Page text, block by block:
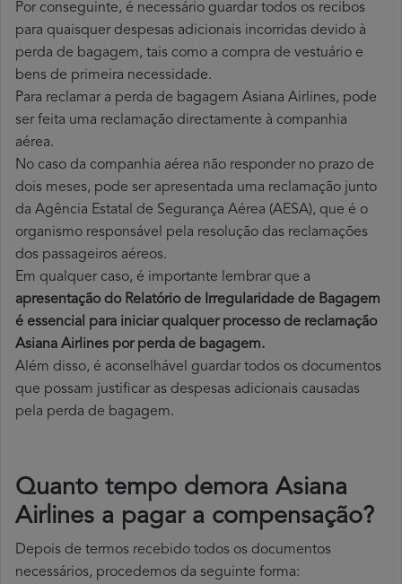
Por conseguinte, é necessário guardar todos os recibos
para quaisquer despesas adicionais incorridas devido à
perda de bagagem, tais como a compra de vestuário e
bens de primeira necessidade.
Para reclamar a perda de bagagem Asiana Airlines, pode
ser feita uma reclamação directamente à companhia
aérea.
No caso da companhia aérea não responder no prazo de
dois meses, pode ser apresentada uma reclamação junto
da Agência Estatal de Segurança Aérea (AESA), que é o
organismo responsável pela resolução das reclamações
dos passageiros aéreos.
Em qualquer caso, é importante lembrar que a
apresentação do Relatório de Irregularidade de Bagagem
é essencial para iniciar qualquer processo de reclamação
Asiana Airlines por perda de bagagem.
Além disso, é aconselhável guardar todos os documentos
que possam justificar as despesas adicionais causadas
pela perda de bagagem.
Quanto tempo demora Asiana
Airlines a pagar a compensação?
Depois de termos recebido todos os documentos
necessários, procedemos da seguinte forma: